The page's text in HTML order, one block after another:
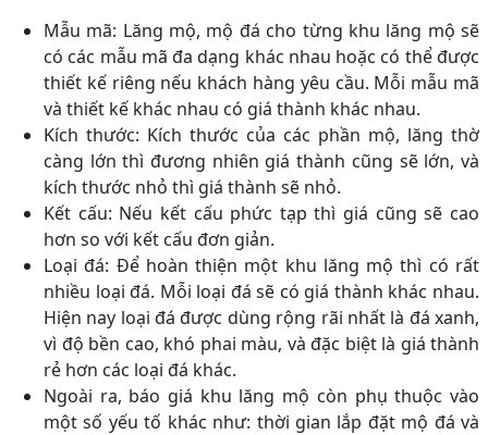
Mẫu mã: Lăng mộ, mộ đá cho từng khu lăng mộ sẽ
có các mẫu mã đa dạng khác nhau hoặc có thể được
thiết kế riêng nếu khách hàng yêu cầu. Mỗi mẫu mã
và thiết kế khác nhau có giá thành khác nhau.
Kích thước: Kích thước của các phần mộ, lăng thờ
càng lớn thì đương nhiên giá thành cũng sẽ lớn, và
kích thước nhỏ thì giá thành sẽ nhỏ.
Kết cấu: Nếu kết cấu phức tạp thì giá cũng sẽ cao
hơn so với kết cấu đơn giản.
Loại đá: Để hoàn thiện một khu lăng mộ thì có rất
nhiều loại đá. Mỗi loại đá sẽ có giá thành khác nhau.
Hiện nay loại đá được dùng rộng rãi nhất là đá xanh,
vì độ bền cao, khó phai màu, và đặc biệt là giá thành
rẻ hơn các loại đá khác.
Ngoài ra, báo giá khu lăng mộ còn phụ thuộc vào
một số yếu tố khác như: thời gian lắp đặt mộ đá và